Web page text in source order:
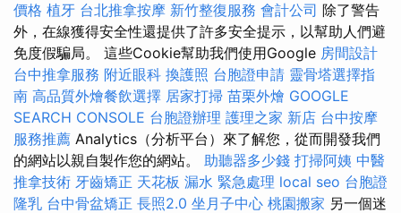
價格 植牙 台北推拿按摩 新竹整復服務 會計公司 除了警告
外，在線獲得安全性還提供了許多安全提示，以幫助人們避
免度假騙局。 這些Cookie幫助我們使用Google 房間設計
台中推拿服務 附近眼科 換護照 台胞證申請 靈骨塔選擇指
南 高品質外燴餐飲選擇 居家打掃 苗栗外燴 GOOGLE
SEARCH CONSOLE 台胞證辦理 護理之家 新店 台中按摩
服務推薦 Analytics（分析平台）來了解您，從而開發我們
的網站以親自製作您的網站。 助聽器多少錢 打掃阿姨 中醫
推拿技術 牙齒矯正 天花板 漏水 緊急處理 local seo 台胞證
隆乳 台中骨盆矯正 長照2.0 坐月子中心 桃園搬家 另一個迷